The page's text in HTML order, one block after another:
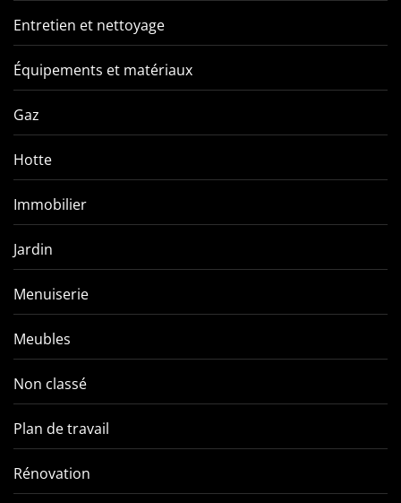
Entretien et nettoyage
Équipements et matériaux
Gaz
Hotte
Immobilier
Jardin
Menuiserie
Meubles
Non classé
Plan de travail
Rénovation